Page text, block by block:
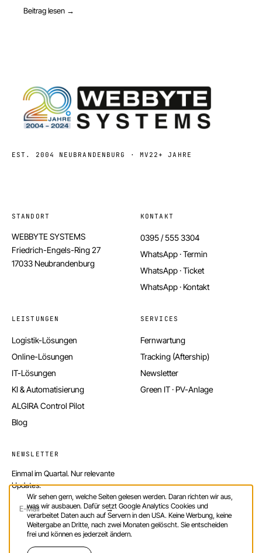
Beitrag lesen →
EST. 2004 NEUBRANDENBURG · MV 22+ JAHRE
STANDORT
WEBBYTE SYSTEMS
Friedrich-Engels-Ring 27
17033 Neubrandenburg
KONTAKT
0395 / 555 3304
WhatsApp · Termin
WhatsApp · Ticket
WhatsApp · Kontakt
LEISTUNGEN
Logistik-Lösungen
Online-Lösungen
IT-Lösungen
KI & Automatisierung
ALGIRA Control Pilot
Blog
SERVICES
Fernwartung
Tracking (Aftership)
Newsletter
Green IT · PV-Anlage
NEWSLETTER
Einmal im Quartal. Nur relevante
Updates.
→
Wir sehen gern, welche Seiten gelesen werden. Daran richten wir aus,
was wir ausbauen. Dafür setzt Google Analytics Cookies und
verarbeitet Daten auch auf Servern in den USA. Keine Werbung, keine
Weitergabe an Dritte, nach zwei Monaten gelöscht. Sie entscheiden
frei und können es jederzeit ändern.